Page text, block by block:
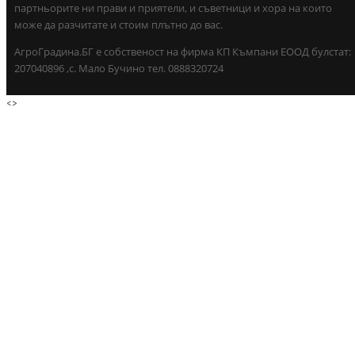
партньорите ни прави и приятели, и съветници и хора на които
може да разчитате и стоим плътно до вас.
АгроГрадина.БГ е собственост на фирма КП Къмпани ЕООД булстат:
207040896 ,с. Мало Бучино тел. 0888320724
<>